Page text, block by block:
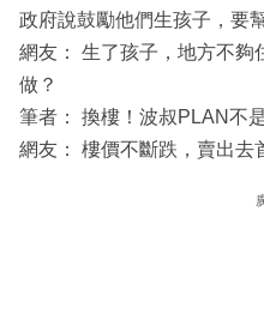
政府說鼓勵他們生孩子，要
網友： 生了孩子，地方不夠
做？
筆者： 換樓！波叔PLAN不
網友： 樓價不斷跌，賣出去